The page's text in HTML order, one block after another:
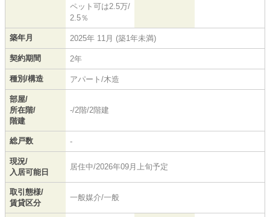
ペット可は2.5万/
2.5％
築年月 2025年 11月 (築1年未満)
契約期間 2年
種別/構造 アパート/木造
部屋/
所在階/
階建
-/2階/2階建
総戸数 -
現況/
入居可能日
居住中/2026年09月上旬予定
取引態様/
賃貸区分
一般媒介/一般